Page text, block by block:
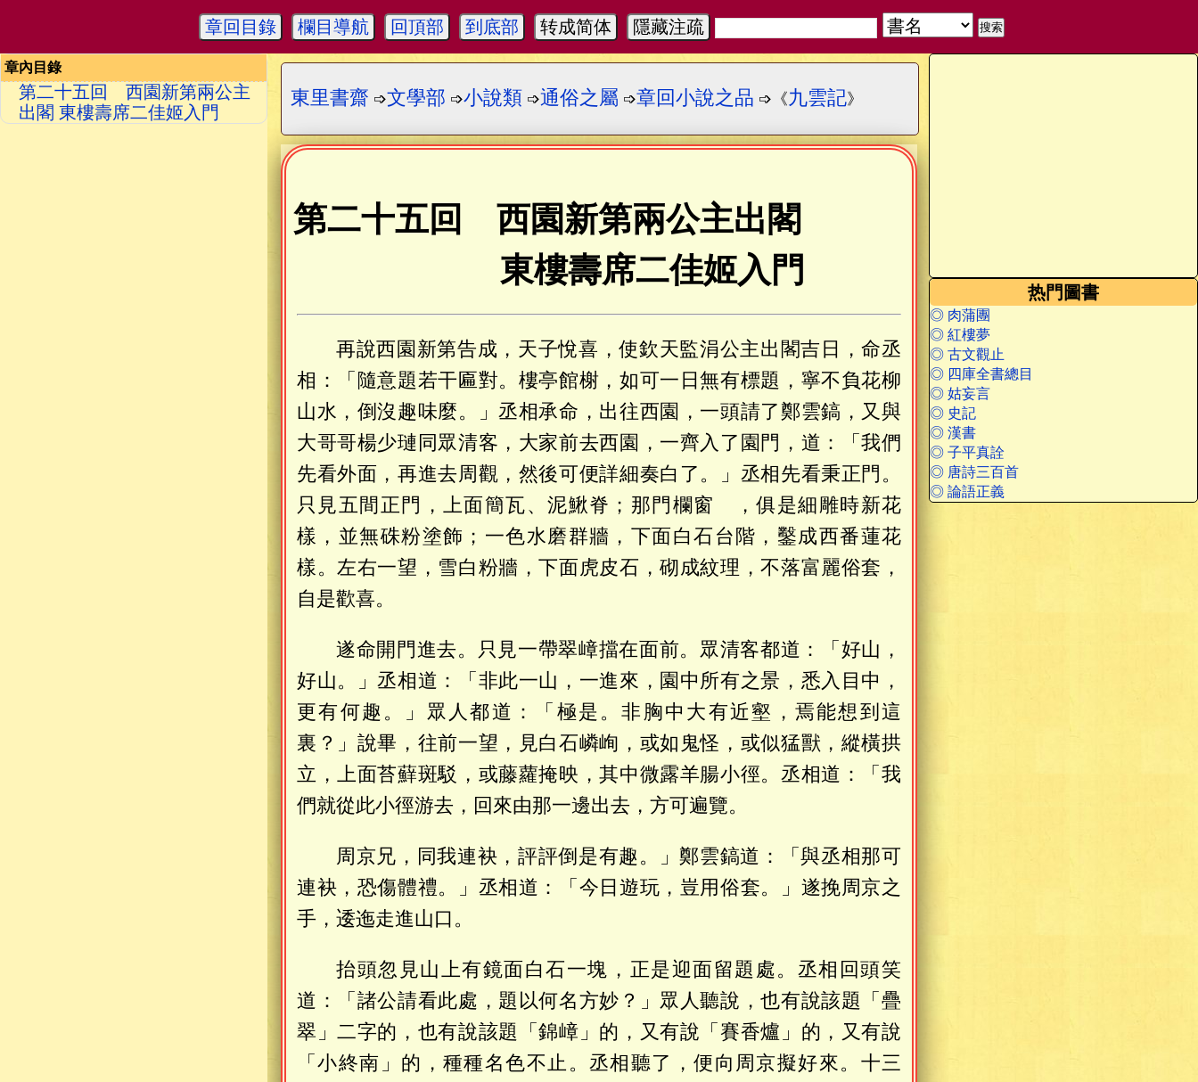
章回目錄 欄目導航 回頂部 到底部 转成简体 隱藏注疏
章內目錄
第二十五回 西園新第兩公主
出閣 東樓壽席二佳姬入門
热門圖書
◎ 肉蒲團
◎ 紅樓夢
◎ 古文觀止
◎ 四庫全書總目
◎ 姑妄言
◎ 史記
◎ 漢書
◎ 子平真詮
◎ 唐詩三百首
◎ 論語正義
東里書齋 ➩文學部 ➩小說類 ➩通俗之屬 ➩章回小說之品 ➩《九雲記》
第二十五回 西園新第兩公主出閣
東樓壽席二佳姬入門
再說西園新第告成，天子悅喜，使欽天監涓公主出閣吉日，命丞
相：「隨意題若干匾對。樓亭館榭，如可一日無有標題，寧不負花柳
山水，倒沒趣味麼。」丞相承命，出往西園，一頭請了鄭雲鎬，又與
大哥哥楊少璉同眾清客，大家前去西園，一齊入了園門，道：「我們
先看外面，再進去周觀，然後可便詳細奏白了。」丞相先看秉正門。
只見五間正門，上面簡瓦、泥鰍脊；那門欄窗 ，俱是細雕時新花
樣，並無硃粉塗飾；一色水磨群牆，下面白石台階，鑿成西番蓮花
樣。左右一望，雪白粉牆，下面虎皮石，砌成紋理，不落富麗俗套，
自是歡喜。
遂命開門進去。只見一帶翠嶂擋在面前。眾清客都道：「好山，
好山。」丞相道：「非此一山，一進來，園中所有之景，悉入目中，
更有何趣。」眾人都道：「極是。非胸中大有近壑，焉能想到這
裏？」說畢，往前一望，見白石嶙峋，或如鬼怪，或似猛獸，縱橫拱
立，上面苔蘚斑駁，或藤蘿掩映，其中微露羊腸小徑。丞相道：「我
們就從此小徑游去，回來由那一邊出去，方可遍覽。
周京兄，同我連袂，評評倒是有趣。」鄭雲鎬道：「與丞相那可
連袂，恐傷體禮。」丞相道：「今日遊玩，豈用俗套。」遂挽周京之
手，逶迤走進山口。
抬頭忽見山上有鏡面白石一塊，正是迎面留題處。丞相回頭笑
道：「諸公請看此處，題以何名方妙？」眾人聽說，也有說該題「疊
翠」二字的，也有說該題「錦嶂」的，又有說「賽香爐」的，又有說
「小終南」的，種種名色不止。丞相聽了，便向周京擬好來。十三